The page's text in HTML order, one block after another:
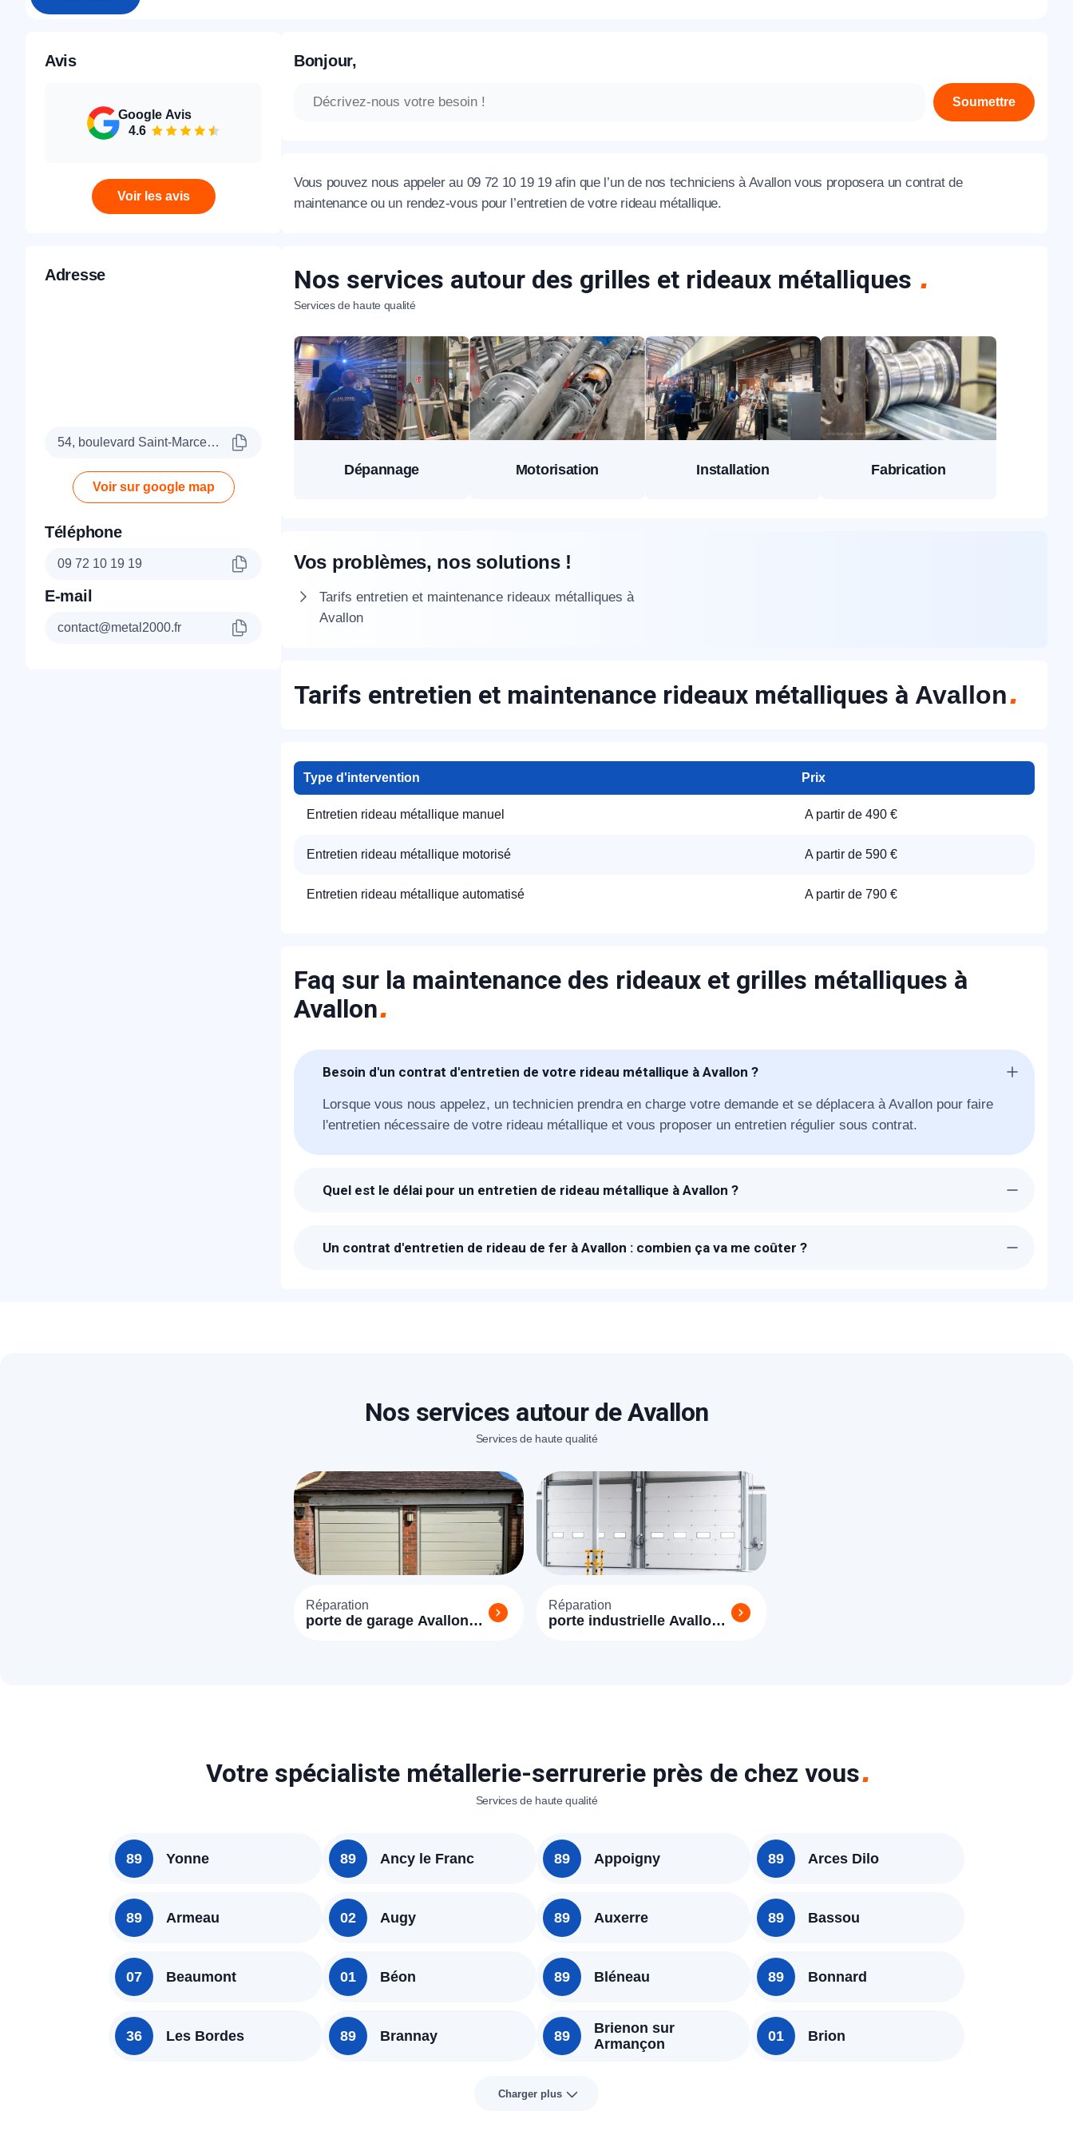
Avis
Google Avis
4.6
Voir les avis
Adresse
54, boulevard Saint-Marcel, 75005 Paris
Voir sur google map
Téléphone
09 72 10 19 19
E-mail
contact@metal2000.fr
Bonjour,
Soumettre
Vous pouvez nous appeler au 09 72 10 19 19 afin que l’un de nos techniciens à Avallon vous proposera un contrat de
maintenance ou un rendez-vous pour l’entretien de votre rideau métallique.
Nos services autour des grilles et rideaux métalliques
Services de haute qualité
Dépannage Motorisation Installation Fabrication
Vos problèmes, nos solutions !
Tarifs entretien et maintenance rideaux métalliques à
Avallon
Tarifs entretien et maintenance rideaux métalliques à Avallon
Type d'intervention Prix
Entretien rideau métallique manuel A partir de 490 €
Entretien rideau métallique motorisé A partir de 590 €
Entretien rideau métallique automatisé A partir de 790 €
Faq sur la maintenance des rideaux et grilles métalliques à
Avallon
Besoin d'un contrat d'entretien de votre rideau métallique à Avallon ?
Lorsque vous nous appelez, un technicien prendra en charge votre demande et se déplacera à Avallon pour faire
l'entretien nécessaire de votre rideau métallique et vous proposer un entretien régulier sous contrat.
Quel est le délai pour un entretien de rideau métallique à Avallon ?
Un contrat d'entretien de rideau de fer à Avallon : combien ça va me coûter ?
Nos services autour de Avallon
Services de haute qualité
Réparation
porte de garage Avallon
Réparation
porte industrielle Avallon
Votre spécialiste métallerie-serrurerie près de chez vous
Services de haute qualité
89 Yonne 89 Ancy le Franc 89 Appoigny 89 Arces Dilo
89 Armeau 02 Augy 89 Auxerre 89 Bassou
07 Beaumont 01 Béon 89 Bléneau 89 Bonnard
36 Les Bordes 89 Brannay 89
Brienon sur
Armançon
01 Brion
Charger plus
Téléphone
Code Postal